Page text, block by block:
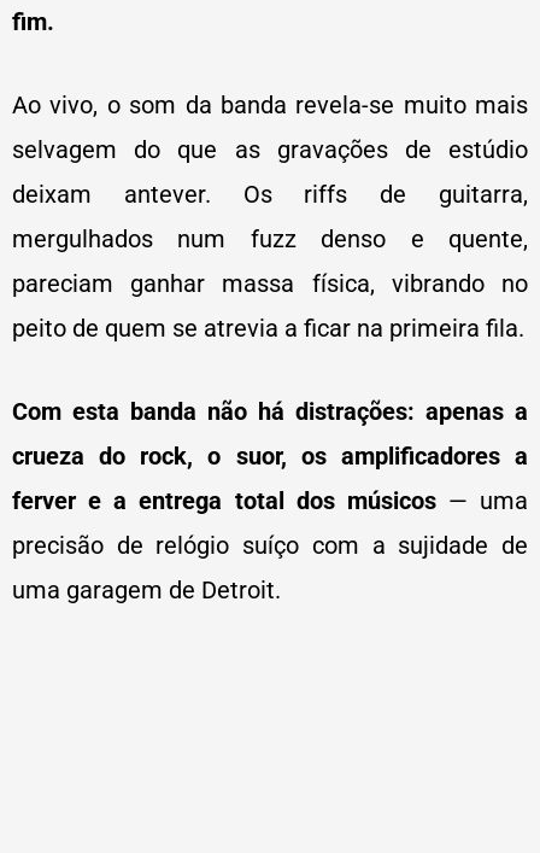
fim.
Ao vivo, o som da banda revela-se muito mais
selvagem do que as gravações de estúdio
deixam antever. Os riffs de guitarra,
mergulhados num fuzz denso e quente,
pareciam ganhar massa física, vibrando no
peito de quem se atrevia a ficar na primeira fila.
Com esta banda não há distrações: apenas a
crueza do rock, o suor, os amplificadores a
ferver e a entrega total dos músicos— uma
precisão de relógio suíço com a sujidade de
uma garagem de Detroit.